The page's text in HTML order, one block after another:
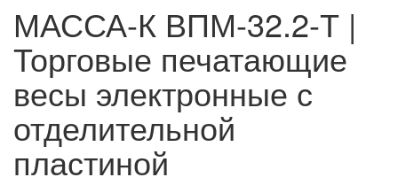
МАССА-К ВПМ-32.2-Т |
Торговые печатающие
весы электронные с
отделительной
пластиной